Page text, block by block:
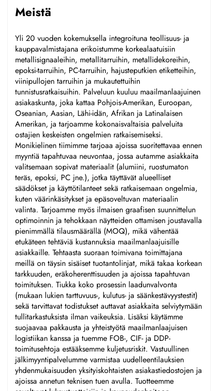
Meistä
Yli 20 vuoden kokemuksella integroituna teollisuus- ja
kauppavalmistajana erikoistumme korkealaatuisiin
metallisignaaleihin, metallitarruihin, metallidekoreihin,
epoksi-tarruihin, PC-tarruihin, hajusteputkien etiketteihin,
viinipullojen tarruihin ja mukautettuihin
tunnistusratkaisuihin. Palveluun kuuluu maailmanlaajuinen
asiakaskunta, joka kattaa Pohjois-Amerikan, Euroopan,
Oseanian, Aasian, Lähi-idän, Afrikan ja Latinalaisen
Amerikan, ja tarjoamme kokonaisvaltaisia palveluita
ostajien keskeisten ongelmien ratkaisemiseksi.
Monikielinen tiimimme tarjoaa ajoissa suoritettavaa ennen
myyntiä tapahtuvaa neuvontaa, jossa autamme asiakkaita
valitsemaan sopivat materiaalit (alumiini, ruostumaton
teräs, epoksi, PC jne.), jotka täyttävät alueelliset
säädökset ja käyttötilanteet sekä ratkaisemaan ongelmia,
kuten väärinkäsitykset ja epäsoveltuvan materiaalin
valinta. Tarjoamme myös ilmaisen graafisen suunnittelun
optimoinnin ja tehokkaan näytteiden ottamisen joustavalla
pienimmällä tilausmäärällä (MOQ), mikä vähentää
etukäteen tehtäviä kustannuksia maailmanlaajuisille
asiakkaille. Tehtaasta suoraan toimivana toimittajana
meillä on täysin sisäiset tuotantolinjat, mikä takaa korkean
tarkkuuden, eräkoherenttisuuden ja ajoissa tapahtuvan
toimituksen. Tiukka koko prosessin laadunvalvonta
(mukaan lukien tarttuvuus-, kulutus- ja säänkestävyystestit)
sekä tarvittavat todistukset auttavat asiakkaita selviytymään
tullitarkastuksista ilman vaikeuksia. Lisäksi käytämme
suojaavaa pakkausta ja yhteistyötä maailmanlaajuisen
logistiikan kanssa ja tuemme FOB-, CIF- ja DDP-
toimitusehtoja estääksemme kuljetusriskit. Vastuullinen
jälkimyyntipalvelumme varmistaa uudelleentilauksien
yhdenmukaisuuden yksityiskohtaisten asiakastiedostojen ja
ajoissa annetun teknisen tuen avulla. Tuotteemme